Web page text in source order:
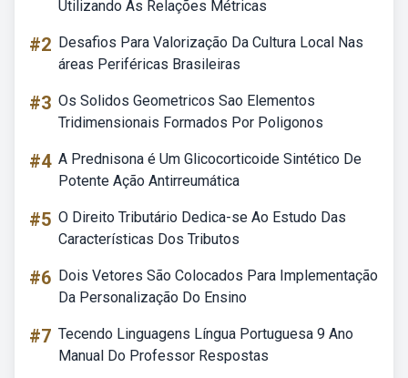
Utilizando As Relações Métricas
#2 Desafios Para Valorização Da Cultura Local Nas
áreas Periféricas Brasileiras
#3 Os Solidos Geometricos Sao Elementos
Tridimensionais Formados Por Poligonos
#4 A Prednisona é Um Glicocorticoide Sintético De
Potente Ação Antirreumática
#5 O Direito Tributário Dedica-se Ao Estudo Das
Características Dos Tributos
#6 Dois Vetores São Colocados Para Implementação
Da Personalização Do Ensino
#7 Tecendo Linguagens Língua Portuguesa 9 Ano
Manual Do Professor Respostas